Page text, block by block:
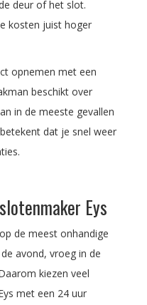
deur of het slot.
kosten juist hoger
opnemen met een
beschikt over
in de meeste gevallen
dat je snel weer
Eys
de meest onhandige
avond, vroeg in de
kiezen veel
met een 24 uur